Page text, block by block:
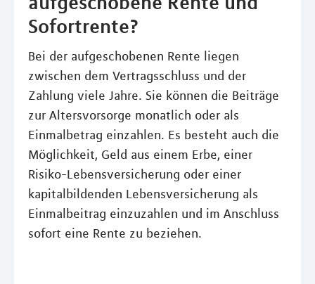
Sofortrente?
Bei der aufgeschobenen Rente liegen
zwischen dem Vertragsschluss und der
Zahlung viele Jahre. Sie können die Beiträge
zur Altersvorsorge monatlich oder als
Einmalbetrag einzahlen. Es besteht auch die
Möglichkeit, Geld aus einem Erbe, einer
Risiko-Lebensversicherung oder einer
kapitalbildenden Lebensversicherung als
Einmalbeitrag einzuzahlen und im Anschluss
sofort eine Rente zu beziehen.